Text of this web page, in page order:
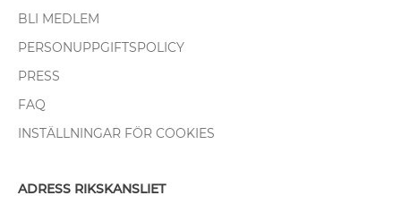
BLI MEDLEM
PERSONUPPGIFTSPOLICY
PRESS
FAQ
INSTÄLLNINGAR FÖR COOKIES
ADRESS RIKSKANSLIET